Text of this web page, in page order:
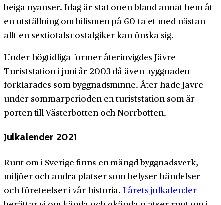
beiga nyanser. Idag är stationen bland annat hem åt
en utställning om bilismen på 60-talet med nästan
allt en sextiotalsnostalgiker kan önska sig.
Under högtidliga former återinvigdes Jävre
Turiststation i juni år 2003 då även byggnaden
förklarades som byggnadsminne. Åter hade Jävre
under sommarperioden en turiststation som är
porten till Västerbotten och Norrbotten.
Julkalender 2021
Runt om i Sverige finns en mängd byggnadsverk,
miljöer och andra platser som belyser händelser
och företeelser i vår historia. I årets julkalender